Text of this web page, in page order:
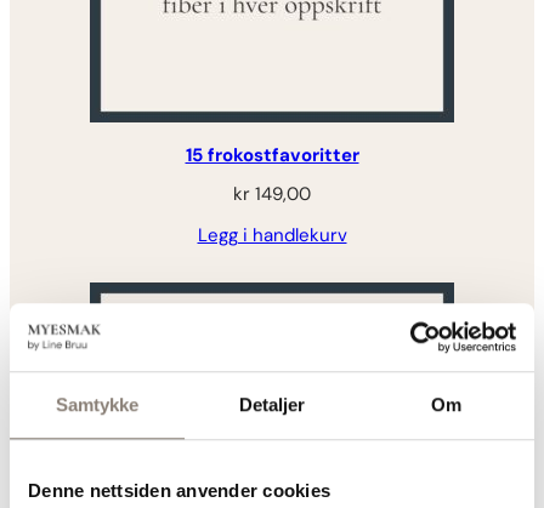
Samtykke Detaljer Om
Denne nettsiden anvender cookies
15 frokostfavoritter
kr 149,00
Legg i handlekurv